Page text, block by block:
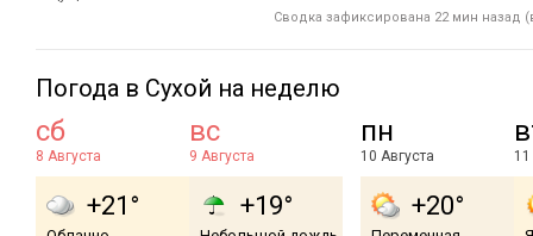
Сводка зафиксирована 22 мин назад
Погода в Сухой на неделю
сб
8 Августа
+21°
вс
9 Августа
+19°
пн
10 Августа
+20°
11